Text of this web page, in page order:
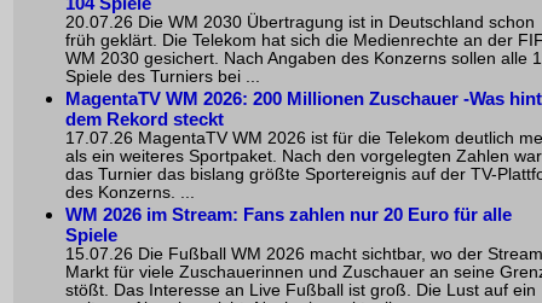
20.07.26 Die WM 2030 Übertragung ist in Deutschland schon
früh geklärt. Die Telekom hat sich die Medienrechte an der
WM 2030 gesichert. Nach Angaben des Konzerns sollen alle
Spiele des Turniers bei ...
MagentaTV WM 2026: 200 Millionen Zuschauer -Was
dem Rekord steckt
17.07.26 MagentaTV WM 2026 ist für die Telekom deutlich
als ein weiteres Sportpaket. Nach den vorgelegten Zahlen war
das Turnier das bislang größte Sportereignis auf der TV-
des Konzerns. ...
WM 2026 im Stream: Fans zahlen nur 20 Euro für alle
Spiele
15.07.26 Die Fußball WM 2026 macht sichtbar, wo der
Markt für viele Zuschauerinnen und Zuschauer an seine
stößt. Das Interesse an Live Fußball ist groß. Die Lust auf ein